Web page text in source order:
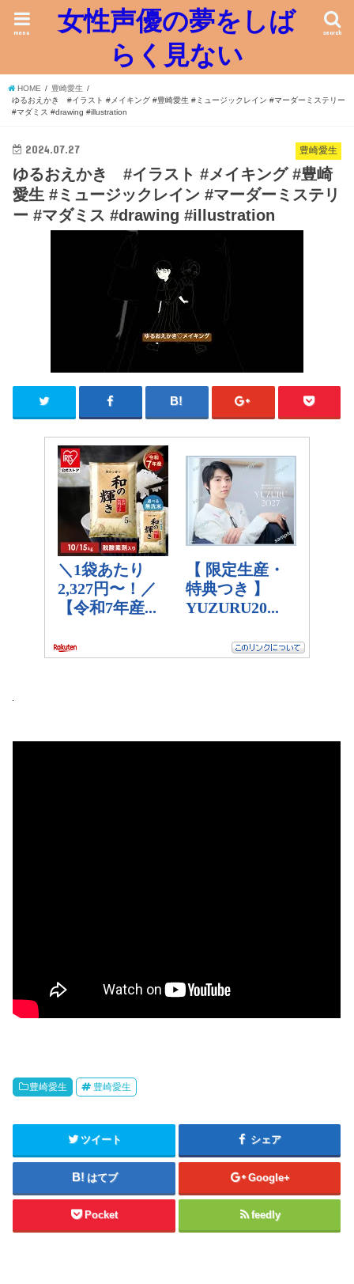
女性声優の夢をしば
らく見ない
search
menu
HOME
豊崎愛生
ゆるおえかき #イラスト #メイキング #豊崎愛生 #ミュージックレイン #マーダーミステリー
#マダミス #drawing #illustration
豊崎愛生
2024.07.27
ゆるおえかき #イラスト #メイキング #豊崎
愛生 #ミュージックレイン #マーダーミステリ
ー #マダミス #drawing #illustration
豊崎愛生 豊崎愛生
ツイート シェア
はてブ Google+
Pocket feedly